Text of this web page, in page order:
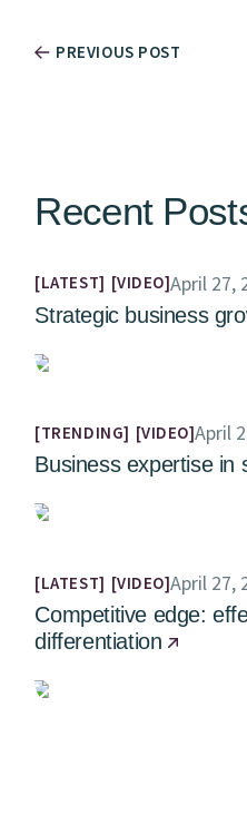
PREVIOUS POST
Recent
LATEST VIDEO April 27,
Strategic business
TRENDING VIDEO April
Business expertise in
LATEST VIDEO April 27,
Competitive edge:
differentiation